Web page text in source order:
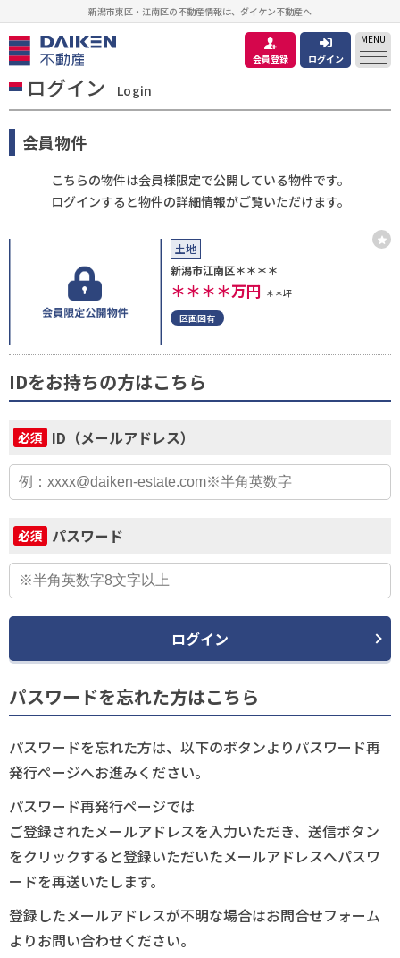
新潟市東区・江南区の不動産情報は、ダイケン不動産へ
会員登録 ログイン
MENU
ログイン Login
会員物件
こちらの物件は会員様限定で公開している物件です。
ログインすると物件の詳細情報がご覧いただけます。
土地
新潟市江南区＊＊＊＊
＊＊＊＊万円 ＊＊坪
区画図有
IDをお持ちの方はこちら
必須 ID（メールアドレス）
必須 パスワード
ログイン
パスワードを忘れた方はこちら
パスワードを忘れた方は、以下のボタンよりパスワード再
発行ページへお進みください。
パスワード再発行ページでは
ご登録されたメールアドレスを入力いただき、送信ボタン
をクリックすると登録いただいたメールアドレスへパスワ
ードを再送いたします。
登録したメールアドレスが不明な場合はお問合せフォーム
よりお問い合わせください。